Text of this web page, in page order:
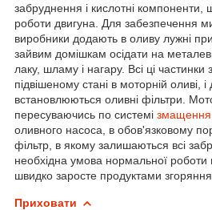
забруднення і кислотні компоненти,
роботи двигуна. Для забезпечення
виробники додають в оливу лужні
зайвим домішкам осідати на
лаку, шламу і нагару. Всі ці
підвішеному стані в моторній оливі, і
встановлюються оливні фільтри.
пересуваючись по системі змащення
оливного насоса, в обов'язковому
фільтр, в якому залишаються всі
необхідна умова нормальної роботи
швидко заросте продуктами згоряння
Приховати